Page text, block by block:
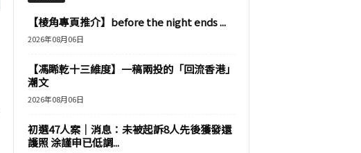
【棱角專頁推介】before the night ends ...
2026年08月06日
【馮睎乾十三維度】一稿兩投的「回流香港」
潮文
2026年08月06日
初選47人案｜消息：未被起訴8人先後獲發還
護照 涂謹申已低調...